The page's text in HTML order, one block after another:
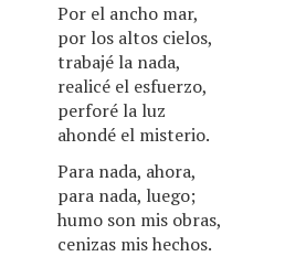
Por el ancho mar,
por los altos cielos,
trabajé la nada,
realicé el esfuerzo,
perforé la luz
ahondé el misterio.
Para nada, ahora,
para nada, luego;
humo son mis obras,
cenizas mis hechos.